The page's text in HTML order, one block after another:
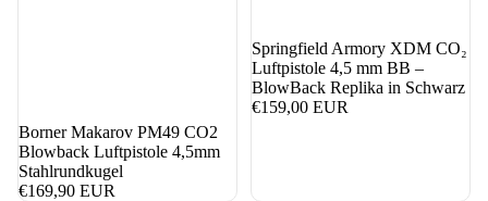
Borner Makarov PM49 CO2
Blowback Luftpistole 4,5mm
Stahlrundkugel
€169,90 EUR
Springfield Armory XDM CO₂
Luftpistole 4,5 mm BB –
BlowBack Replika in Schwarz
€159,00 EUR